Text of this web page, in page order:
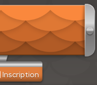
Inscription